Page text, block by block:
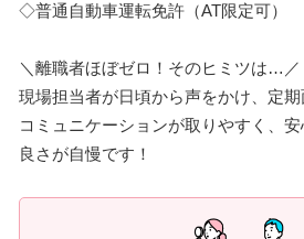
◇普通自動車運転免許（AT限定可）
＼離職者ほぼゼロ！そのヒミツは…／
現場担当者が日頃から声をかけ、定期
コミュニケーションが取りやすく、
良さが自慢です！